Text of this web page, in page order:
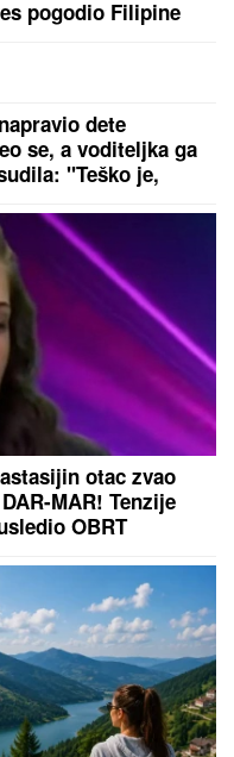
sveti Partizanu...":
potpunog haosa
protiv Zakerberga:
miliona dolara